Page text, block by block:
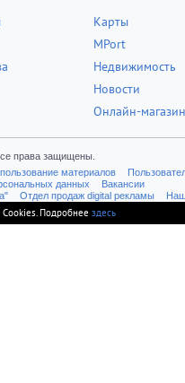
Карты
MPort
Недвижимость
Новости
Онлайн-магазин
права защищены.
материалов
данных
Вакансии
Отдел продаж digital рекламы
Cookies. Подробнее здесь